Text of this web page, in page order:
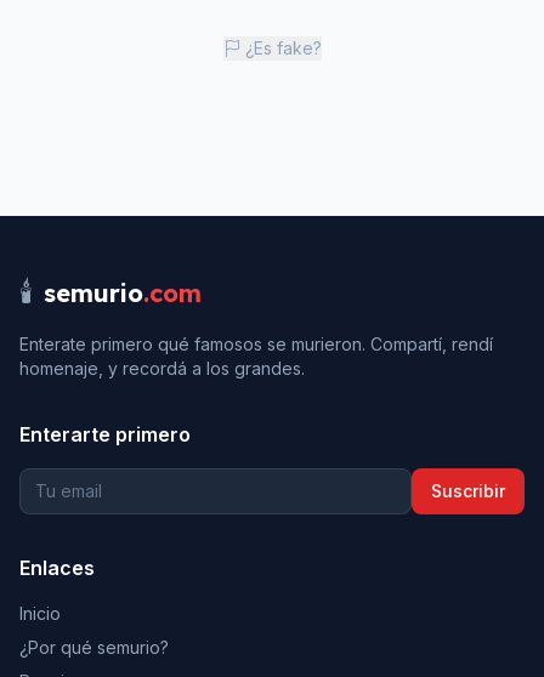
¿Es fake?
🕯️ semurio.com
Enterate primero qué famosos se murieron. Compartí, rendí
homenaje, y recordá a los grandes.
Enterarte primero
Suscribir
Enlaces
Inicio
¿Por qué semurio?